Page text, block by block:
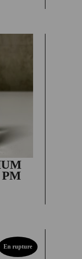
PM
En rupture